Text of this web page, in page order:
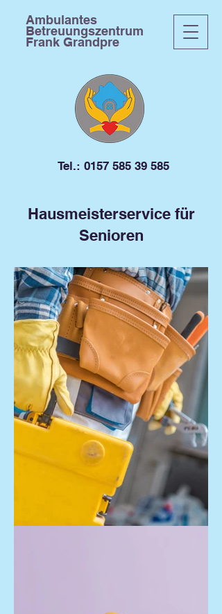
Ambulantes
Betreuungszentrum
Frank Grandpre
Tel.: 0157 585 39 585
Hausmeisterservice für
Senioren